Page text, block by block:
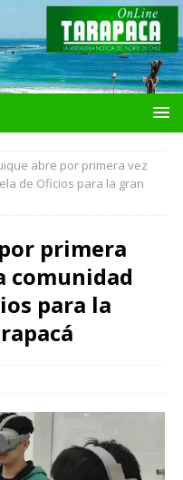
abre por primera vez
de Oficios para la gran
primera
comunidad
para la